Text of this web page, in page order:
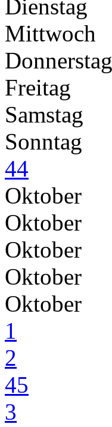
Dienstag
Mittwoch
Donnerstag
Freitag
Samstag
Sonntag
44
Oktober
Oktober
Oktober
Oktober
Oktober
1
2
45
3